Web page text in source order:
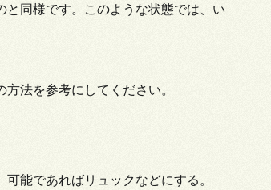
同様です。このような状態では、い
法を参考にしてください。
能であればリュックなどにする。